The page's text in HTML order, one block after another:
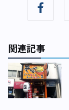
関連記事